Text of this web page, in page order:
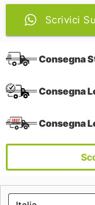
Scrivici
Consegna
Consegna
Consegna